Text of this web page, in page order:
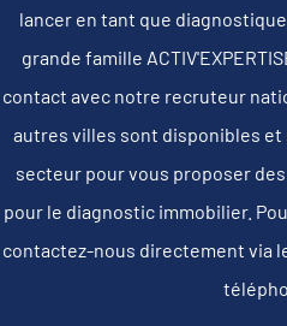
lancer en tant que
grande famille
contact avec notre recruteur
autres villes sont disponibles
secteur pour vous proposer
pour le diagnostic immobilier.
contactez-nous directement via